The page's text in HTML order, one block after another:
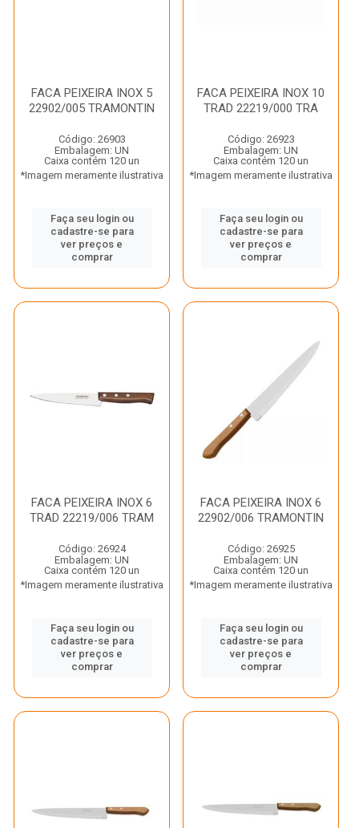
FACA PEIXEIRA INOX 5
22902/005 TRAMONTIN
Código: 26903
Embalagem: UN
Caixa contém 120 un
*Imagem meramente ilustrativa
Faça seu login ou
cadastre-se para
ver preços e
comprar
FACA PEIXEIRA INOX 10
TRAD 22219/000 TRA
Código: 26923
Embalagem: UN
Caixa contém 120 un
*Imagem meramente ilustrativa
Faça seu login ou
cadastre-se para
ver preços e
comprar
FACA PEIXEIRA INOX 6
TRAD 22219/006 TRAM
Código: 26924
Embalagem: UN
Caixa contém 120 un
*Imagem meramente ilustrativa
Faça seu login ou
cadastre-se para
ver preços e
comprar
FACA PEIXEIRA INOX 6
22902/006 TRAMONTIN
Código: 26925
Embalagem: UN
Caixa contém 120 un
*Imagem meramente ilustrativa
Faça seu login ou
cadastre-se para
ver preços e
comprar